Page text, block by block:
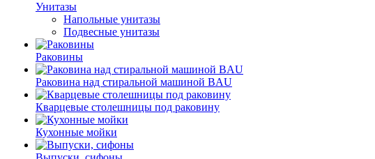
Унитазы
Напольные унитазы
Подвесные унитазы
Раковины
Раковина над стиральной машиной BAU
Кварцевые столешницы под раковину
Кухонные мойки